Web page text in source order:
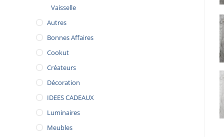
Vaisselle
Autres
Bonnes Affaires
Cookut
Créateurs
Décoration
IDEES CADEAUX
Luminaires
Meubles